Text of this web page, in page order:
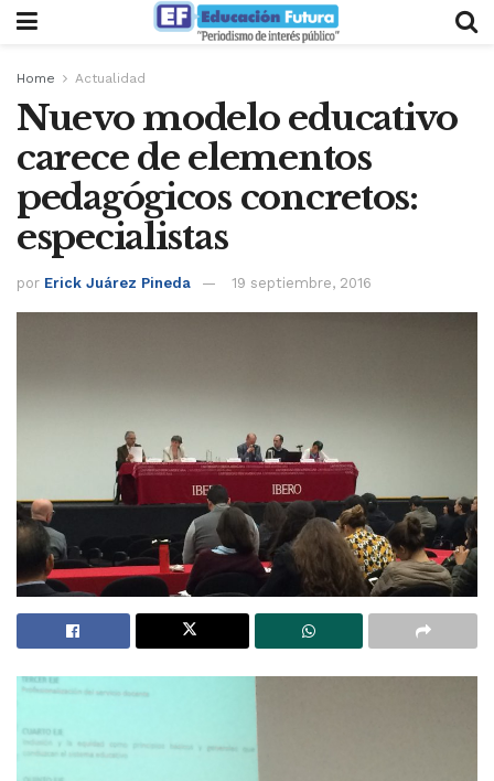
Home Actualidad
Nuevo modelo educativo
carece de elementos
pedagógicos concretos:
especialistas
por Erick Juárez Pineda 19 septiembre, 2016